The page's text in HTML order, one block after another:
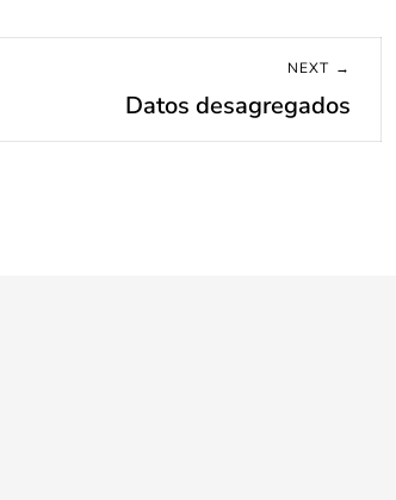
NEXT →
Next
post:
Datos desagregados